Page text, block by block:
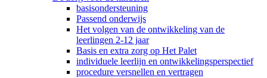
basisondersteuning
Passend onderwijs
Het volgen van de ontwikkeling van de
leerlingen 2-12 jaar
Basis en extra zorg op Het Palet
individuele leerlijn en ontwikkelingsperspectief
procedure versnellen en vertragen